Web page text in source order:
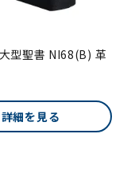
型聖書 NI68(B) 革
詳細を見る